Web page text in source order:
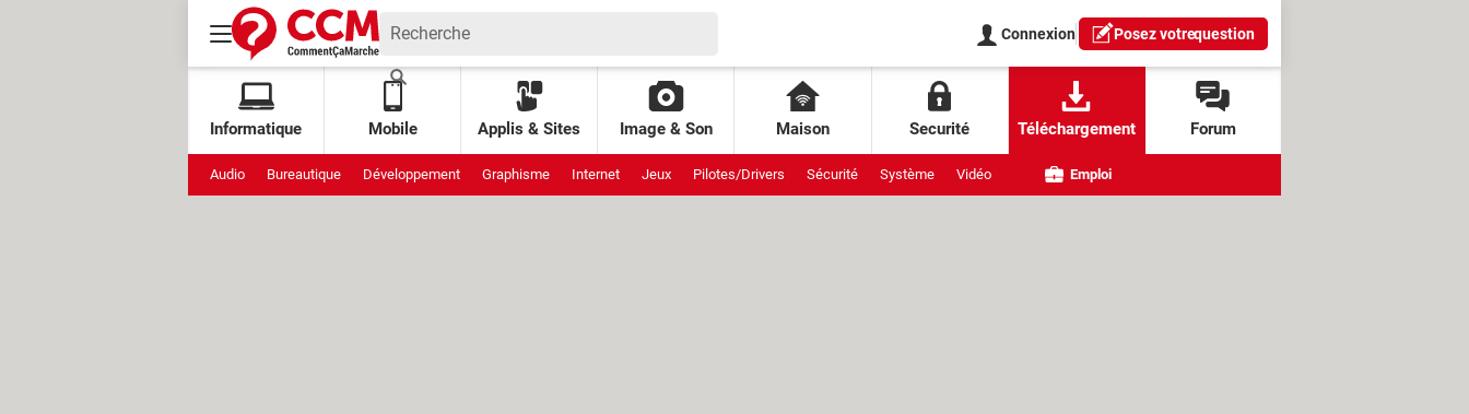
Connexion Posez votrequestion
Informatique Mobile Applis & Sites Image & Son Maison Securité Téléchargement Forum
Audio Bureautique Développement Graphisme Internet Jeux Pilotes/Drivers Sécurité Système Vidéo Emploi